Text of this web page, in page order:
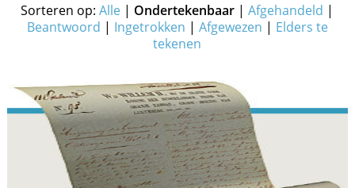
Sorteren op:Alle | Ondertekenbaar |Afgehandeld |
Beantwoord | Ingetrokken | Afgewezen | Elders te
tekenen